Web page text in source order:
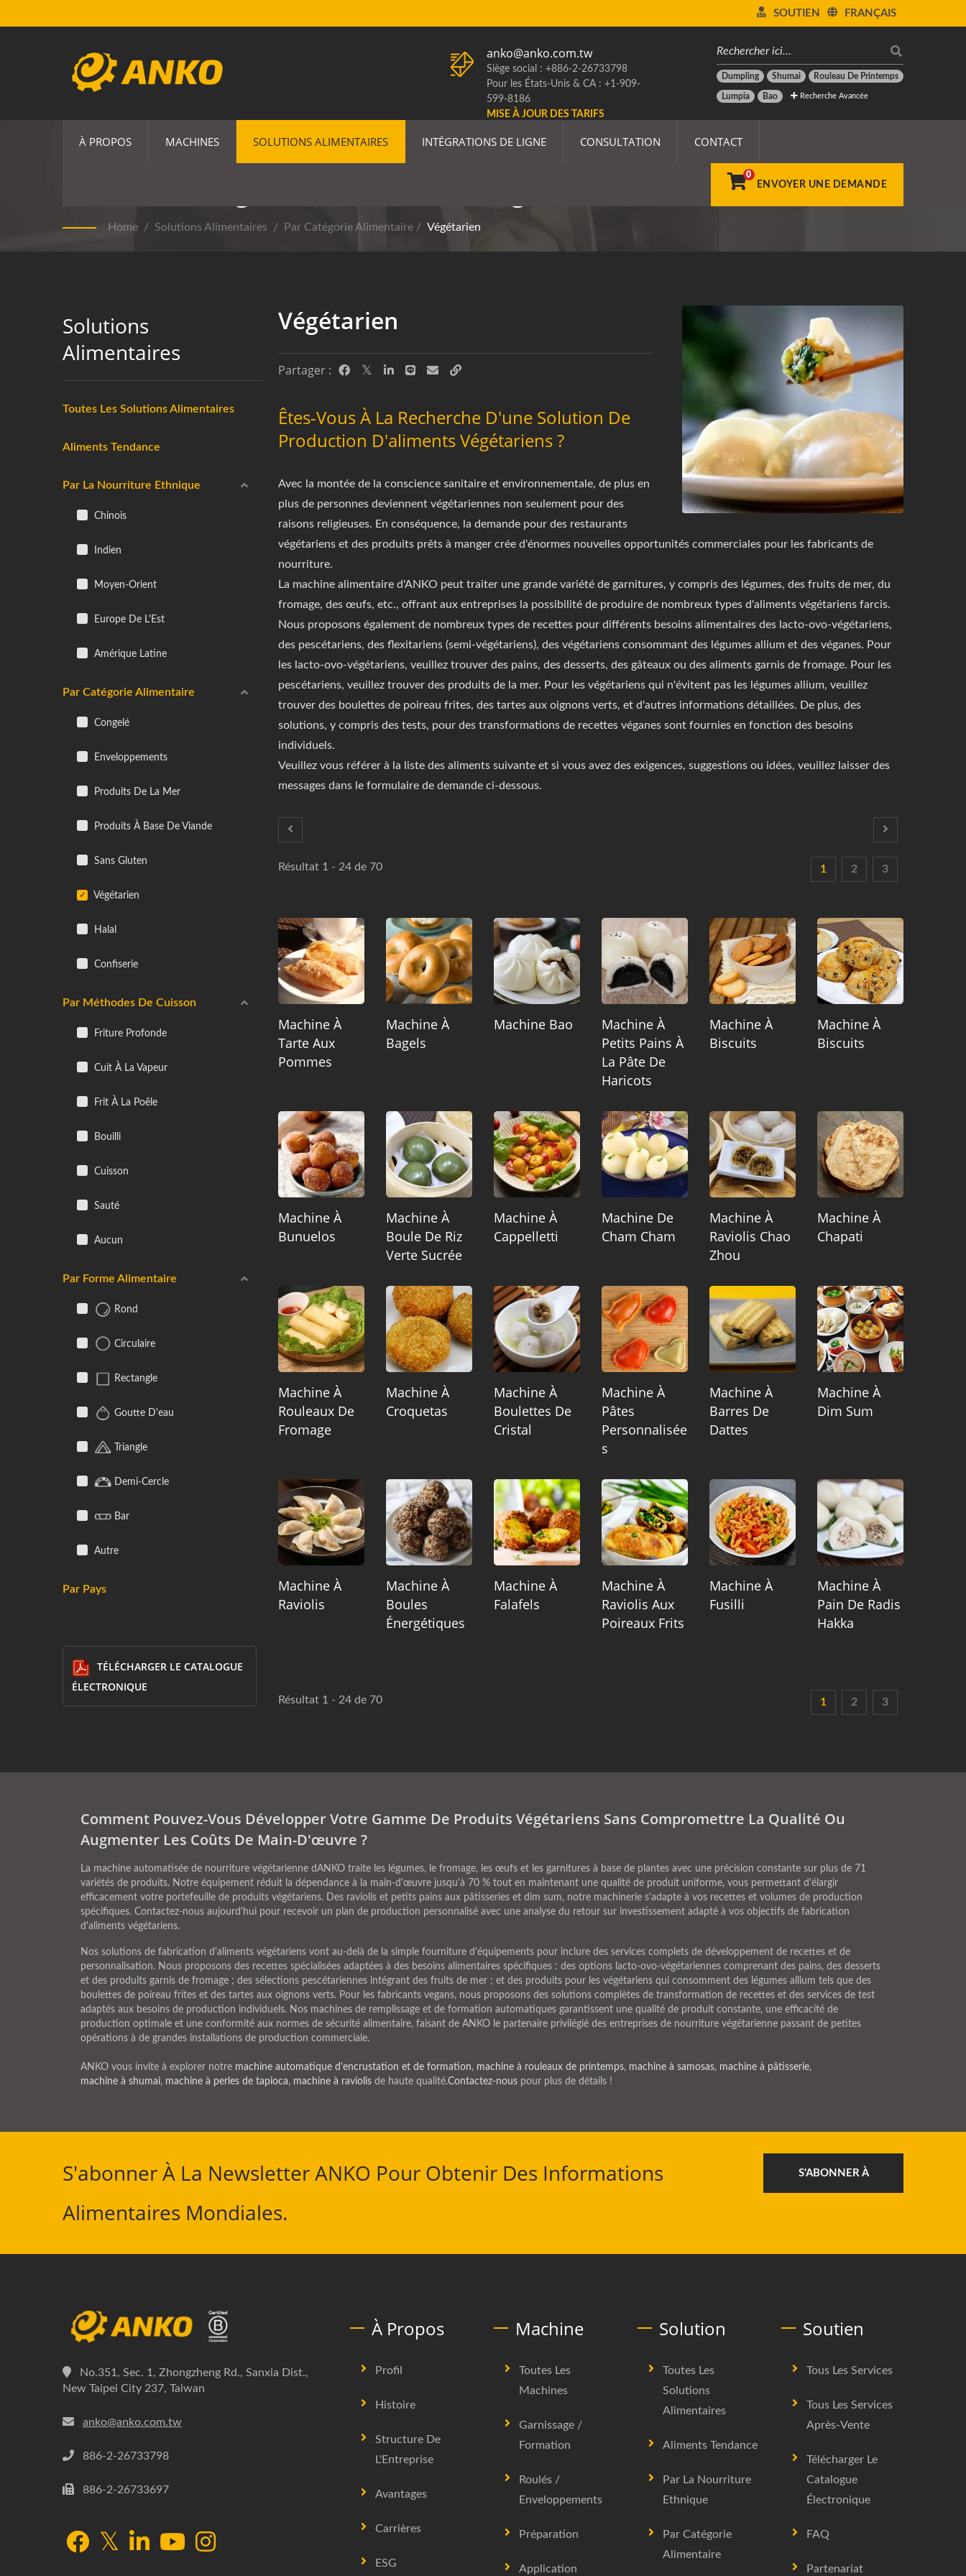
FRANÇAIS
SOUTIEN
Dumpling Shumai Rouleau De Printemps
Lumpia Bao Recherche Avancée
anko@anko.com.tw
Siège social : +886-2-26733798
Pour les États-Unis & CA : +1-909-
599-8186
MISE À JOUR DES TARIFS
À PROPOS MACHINES SOLUTIONS ALIMENTAIRES INTÉGRATIONS DE LIGNE CONSULTATION CONTACT
0
ENVOYER UNE DEMANDE
Home / Solutions Alimentaires / Par Catégorie Alimentaire / Végétarien
Solutions
Alimentaires
Toutes Les Solutions Alimentaires
Aliments Tendance
Par La Nourriture Ethnique
Chinois
Indien
Moyen-Orient
Europe De L'Est
Amérique Latine
Par Catégorie Alimentaire
Congelé
Enveloppements
Produits De La Mer
Produits À Base De Viande
Sans Gluten
Végétarien
Halal
Confiserie
Par Méthodes De Cuisson
Friture Profonde
Cuit À La Vapeur
Frit À La Poêle
Bouilli
Cuisson
Sauté
Aucun
Par Forme Alimentaire
Rond
Circulaire
Rectangle
Goutte D'eau
Triangle
Demi-Cercle
Bar
Autre
Par Pays
TÉLÉCHARGER LE CATALOGUE
ÉLECTRONIQUE
Végétarien
Partager :
Êtes-Vous À La Recherche D'une Solution De
Production D'aliments Végétariens ?
Avec la montée de la conscience sanitaire et environnementale, de plus en
plus de personnes deviennent végétariennes non seulement pour des
raisons religieuses. En conséquence, la demande pour des restaurants
végétariens et des produits prêts à manger crée d'énormes nouvelles opportunités commerciales pour les fabricants de
nourriture.
La machine alimentaire d'ANKO peut traiter une grande variété de garnitures, y compris des légumes, des fruits de mer, du
fromage, des œufs, etc., offrant aux entreprises la possibilité de produire de nombreux types d'aliments végétariens farcis.
Nous proposons également de nombreux types de recettes pour différents besoins alimentaires des lacto-ovo-végétariens,
des pescétariens, des flexitariens (semi-végétariens), des végétariens consommant des légumes allium et des véganes. Pour
les lacto-ovo-végétariens, veuillez trouver des pains, des desserts, des gâteaux ou des aliments garnis de fromage. Pour les
pescétariens, veuillez trouver des produits de la mer. Pour les végétariens qui n'évitent pas les légumes allium, veuillez
trouver des boulettes de poireau frites, des tartes aux oignons verts, et d'autres informations détaillées. De plus, des
solutions, y compris des tests, pour des transformations de recettes véganes sont fournies en fonction des besoins
individuels.
Veuillez vous référer à la liste des aliments suivante et si vous avez des exigences, suggestions ou idées, veuillez laisser des
messages dans le formulaire de demande ci-dessous.
Résultat 1 - 24 de 70 1 2 3
Machine À
Tarte Aux
Pommes
Machine À
Bagels
Machine Bao
Machine À
Petits Pains À
La Pâte De
Haricots
Machine À
Biscuits
Machine À
Biscuits
Machine À
Bunuelos
Machine À
Boule De Riz
Verte Sucrée
Machine À
Cappelletti
Machine De
Cham Cham
Machine À
Raviolis Chao
Zhou
Machine À
Chapati
Machine À
Rouleaux De
Fromage
Machine À
Croquetas
Machine À
Boulettes De
Cristal
Machine À
Pâtes
Personnalisée
S
Machine À
Barres De
Dattes
Machine À
Dim Sum
Machine À
Raviolis
Machine À
Boules
Énergétiques
Machine À
Falafels
Machine À
Raviolis Aux
Poireaux Frits
Machine À
Fusilli
Machine À
Pain De Radis
Hakka
Résultat 1 - 24 de 70 1 2 3
Comment Pouvez-Vous Développer Votre Gamme De Produits Végétariens Sans Compromettre La Qualité Ou
Augmenter Les Coûts De Main-D'œuvre ?
La machine automatisée de nourriture végétarienne dANKO traite les légumes, le fromage, les œufs et les garnitures à base de plantes avec une précision constante sur plus de 71
variétés de produits. Notre équipement réduit la dépendance à la main-d'œuvre jusqu'à 70 % tout en maintenant une qualité de produit uniforme, vous permettant d'élargir
efficacement votre portefeuille de produits végétariens. Des raviolis et petits pains aux pâtisseries et dim sum, notre machinerie s'adapte à vos recettes et volumes de production
spécifiques. Contactez-nous aujourd'hui pour recevoir un plan de production personnalisé avec une analyse du retour sur investissement adapté à vos objectifs de fabrication
d'aliments végétariens.
Nos solutions de fabrication d'aliments végétariens vont au-delà de la simple fourniture d'équipements pour inclure des services complets de développement de recettes et de
personnalisation. Nous proposons des recettes spécialisées adaptées à des besoins alimentaires spécifiques : des options lacto-ovo-végétariennes comprenant des pains, des desserts
et des produits garnis de fromage ; des sélections pescétariennes intégrant des fruits de mer ; et des produits pour les végétariens qui consomment des légumes allium tels que des
boulettes de poireau frites et des tartes aux oignons verts. Pour les fabricants vegans, nous proposons des solutions complètes de transformation de recettes et des services de test
adaptés aux besoins de production individuels. Nos machines de remplissage et de formation automatiques garantissent une qualité de produit constante, une efficacité de
production optimale et une conformité aux normes de sécurité alimentaire, faisant de ANKO le partenaire privilégié des entreprises de nourriture végétarienne passant de petites
opérations à de grandes installations de production commerciale.
ANKO vous invite à explorer notre machine automatique d'encrustation et de formation, machine à rouleaux de printemps, machine à samosas, machine à pâtisserie,
machine à shumai, machine à perles de tapioca, machine à raviolis de haute qualité.Contactez-nous pour plus de détails !
S'abonner À La Newsletter ANKO Pour Obtenir Des Informations
Alimentaires Mondiales.
S'ABONNER À
No.351, Sec. 1, Zhongzheng Rd., Sanxia Dist.,
New Taipei City 237, Taiwan
anko@anko.com.tw
886-2-26733798
886-2-26733697
À Propos
Profil
Histoire
Structure De
L'Entreprise
Avantages
Carrières
ESG
Machine
Toutes Les
Machines
Garnissage /
Formation
Roulés /
Enveloppements
Préparation
Application
Solution
Toutes Les
Solutions
Alimentaires
Aliments Tendance
Par La Nourriture
Ethnique
Par Catégorie
Alimentaire
Soutien
Tous Les Services
Tous Les Services
Après-Vente
Télécharger Le
Catalogue
Électronique
FAQ
Partenariat